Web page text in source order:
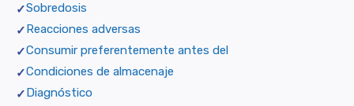
Sobredosis
Reacciones adversas
Consumir preferentemente antes del
Condiciones de almacenaje
Diagnóstico